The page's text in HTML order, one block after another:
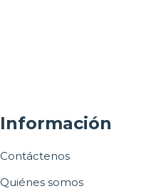
Información
Contáctenos
Quiénes somos